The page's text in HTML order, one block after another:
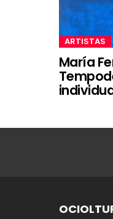
ARTISTAS
María